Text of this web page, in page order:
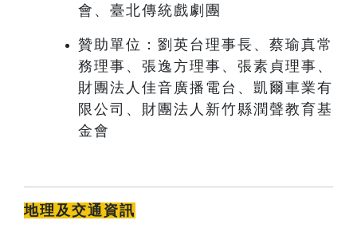
會、臺北傳統戲劇團
贊助單位：劉英台理事長、蔡瑜真常
務理事、張逸方理事、張素貞理事、
財團法人佳音廣播電台、凱爾車業有
限公司、財團法人新竹縣潤聲教育基
金會
地理及交通資訊